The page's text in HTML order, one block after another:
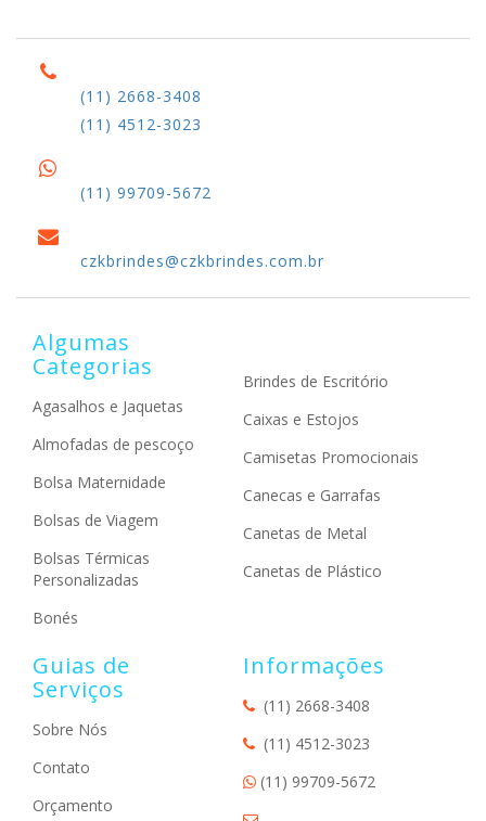
(11) 2668-3408
(11) 4512-3023
(11) 99709-5672
czkbrindes@czkbrindes.com.br
Algumas
Categorias
Agasalhos e Jaquetas
Almofadas de pescoço
Bolsa Maternidade
Bolsas de Viagem
Bolsas Térmicas
Personalizadas
Bonés
Brindes de Escritório
Caixas e Estojos
Camisetas Promocionais
Canecas e Garrafas
Canetas de Metal
Canetas de Plástico
Guias de
Serviços
Sobre Nós
Contato
Orçamento
Informações
(11) 2668-3408
(11) 4512-3023
(11) 99709-5672